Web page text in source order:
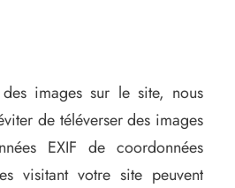
images sur le site, nous
de téléverser des images
EXIF de coordonnées
visitant votre site peuvent